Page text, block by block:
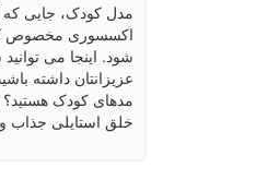
مدل کودک، جایی
اکسسوری مخصوص
شود. اینجا می
عزیزانتان داشته
مدهای کودک
خلق استایلی جذاب